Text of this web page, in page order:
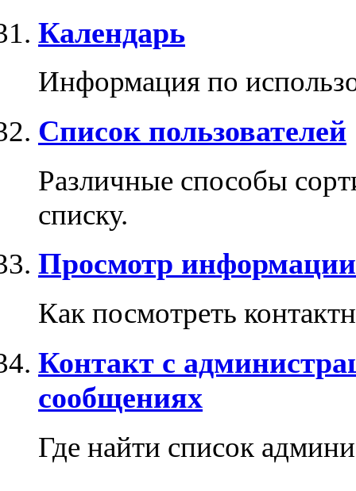
Календарь
Информация по
Список пользователей
Различные способы
списку.
Просмотр
Как посмотреть
Контакт с
сообщениях
Где найти список